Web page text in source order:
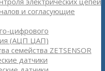
и согласующие
цифрового
(АЦП ЦАП)
семейства ZETSENSOR
датчики